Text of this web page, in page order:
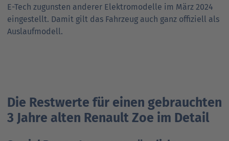
E-Tech zugunsten anderer Elektromodelle im März 2024
eingestellt. Damit gilt das Fahrzeug auch ganz offiziell als
Auslaufmodell.
Die Restwerte für einen gebrauchten
3 Jahre alten Renault Zoe im Detail